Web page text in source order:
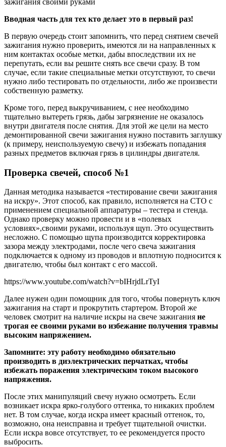
Вводная часть для тех кто делает это в первый раз!
В первую очередь стоит запомнить, что перед снятием свечей
зажигания нужно проверить, имеются ли на направленных к
ним контактах особые метки, дабы впоследствии их не
перепутать, если вы решите снять все свечи сразу. В том
случае, если такие специальные метки отсутствуют, то свечи
нужно либо тестировать по отдельности, либо же произвести
собственную разметку.
Кроме того, перед выкручиванием, с нее необходимо
тщательно вытереть грязь, дабы загрязнение не оказалось
внутри двигателя после снятия. Для этой же цели на место
демонтированной свечи зажигания нужно поставить заглушку
(к примеру, неиспользуемую свечу) и избежать попадания
разных предметов включая грязь в цилиндры двигателя.
Проверка свечей, способ №1
Данная методика называется «тестирование свечи зажигания
на искру». Этот способ, как правило, исполняется на СТО с
применением специальной аппаратуры – тестера и стенда.
Однако проверку можно провести и в «полевых
условиях»,своими руками, используя щуп. Это осуществить
несложно. С помощью щупа производится корректировка
зазора между электродами, после чего свеча зажигания
подключается к одному из проводов и вплотную подносится к
двигателю, чтобы был контакт с его массой.
https://www.youtube.com/watch?v=bIHrjdLrTyI
Далее нужен один помощник для того, чтобы повернуть ключ
зажигания на старт и прокрутить стартером. Второй же
человек смотрит на наличие искры на свече зажигания не
трогая ее своими руками во избежание получения травмы
высоким напряжением.
Запомните: эту работу необходимо обязательно
производить в диэлектрических перчатках, чтобы
избежать поражения электрическим током высокого
напряжения.
После этих манипуляций свечу нужно осмотреть. Если
возникает искра ярко-голубого оттенка, то никаких проблем
нет. В том случае, когда искра имеет красный оттенок, то,
возможно, она неисправна и требует тщательной очистки.
Если искра вовсе отсутствует, то ее рекомендуется просто
выбросить.